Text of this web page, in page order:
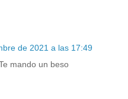
de 2021 a las 17:49
mando un beso